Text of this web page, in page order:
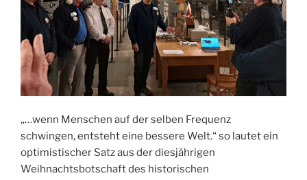
„…wenn Menschen auf der selben Frequenz
schwingen, entsteht eine bessere Welt.“ so lautet ein
optimistischer Satz aus der diesjährigen
Weihnachtsbotschaft des historischen